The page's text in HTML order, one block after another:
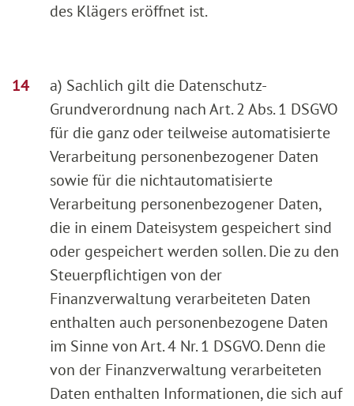
des Klägers eröffnet ist.
a) Sachlich gilt die Datenschutz-
Grundverordnung nach Art. 2 Abs. 1 DSGVO
für die ganz oder teilweise automatisierte
Verarbeitung personenbezogener Daten
sowie für die nichtautomatisierte
Verarbeitung personenbezogener Daten,
die in einem Dateisystem gespeichert sind
oder gespeichert werden sollen. Die zu den
Steuerpflichtigen von der
Finanzverwaltung verarbeiteten Daten
enthalten auch personenbezogene Daten
im Sinne von Art. 4 Nr. 1 DSGVO. Denn die
von der Finanzverwaltung verarbeiteten
Daten enthalten Informationen, die sich auf